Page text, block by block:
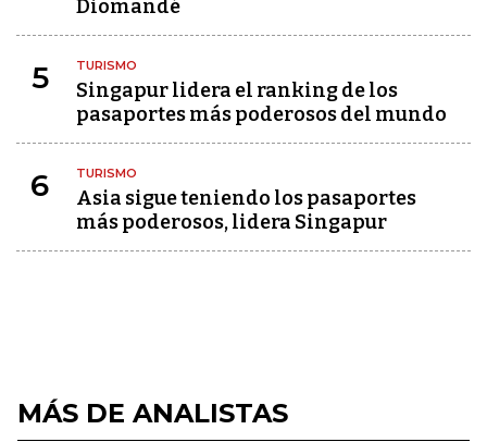
Diomandé
5 TURISMO
Singapur lidera el ranking de los
pasaportes más poderosos del mundo
6 TURISMO
Asia sigue teniendo los pasaportes
más poderosos, lidera Singapur
MÁS DE ANALISTAS